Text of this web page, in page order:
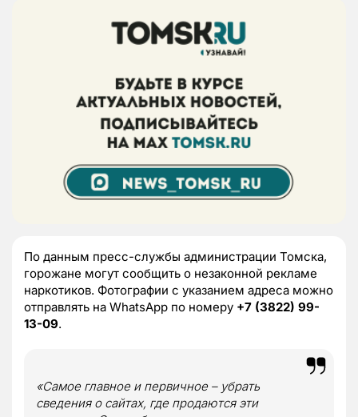
По данным пресс-службы администрации Томска,
горожане могут сообщить о незаконной рекламе
наркотиков. Фотографии с указанием адреса можно
отправлять на WhatsApp по номеру +7 (3822) 99-
13-09.
«Самое главное и первичное – убрать
сведения о сайтах, где продаются эти